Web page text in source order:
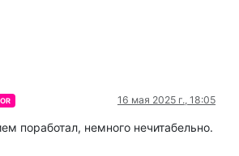
16 мая 2025 г., 18:05
поработал, немного нечитабельно.